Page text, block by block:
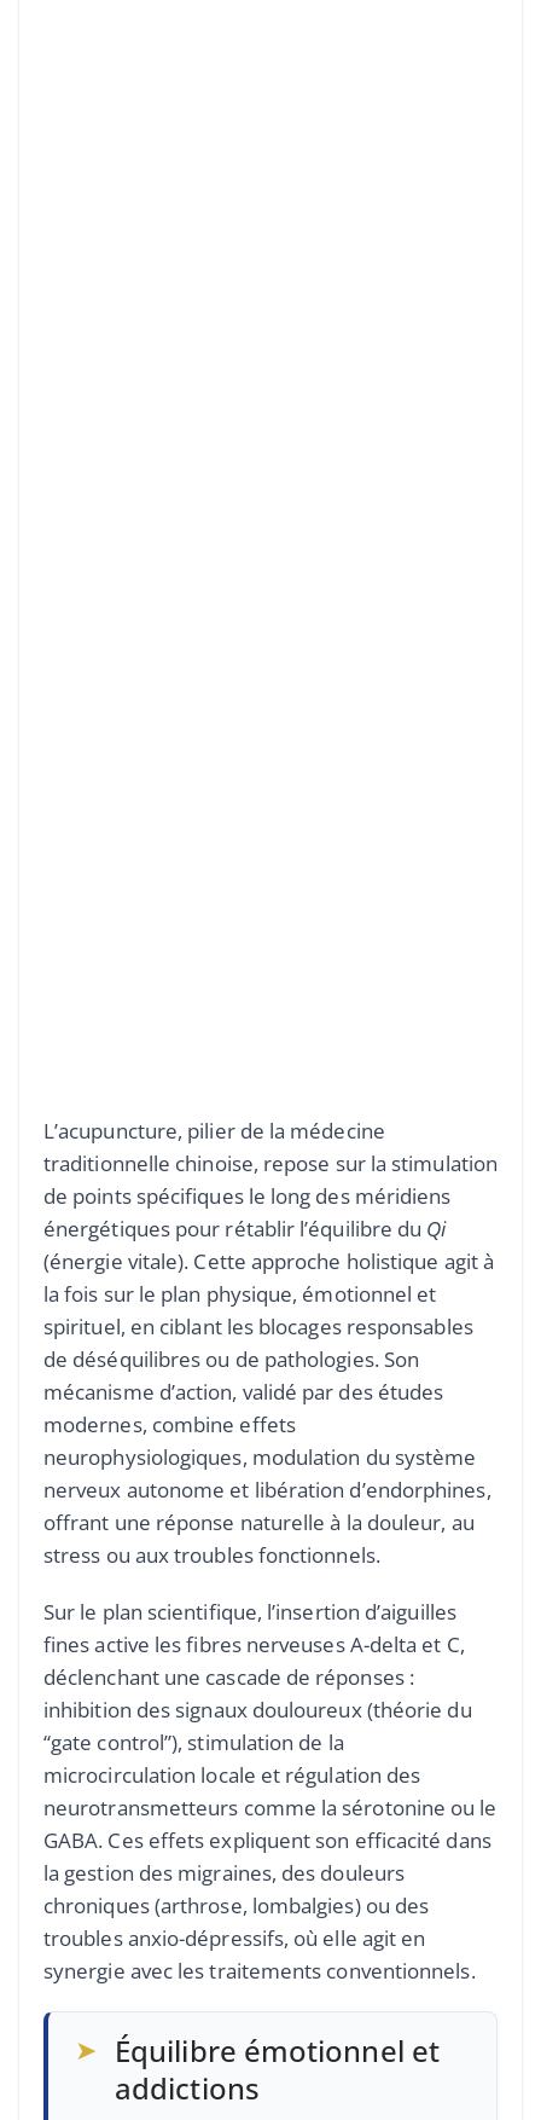
L’acupuncture, pilier de la médecine
traditionnelle chinoise, repose sur la stimulation
de points spécifiques le long des méridiens
énergétiques pour rétablir l’équilibre du Qi
(énergie vitale). Cette approche holistique agit à
la fois sur le plan physique, émotionnel et
spirituel, en ciblant les blocages responsables
de déséquilibres ou de pathologies. Son
mécanisme d’action, validé par des études
modernes, combine effets
neurophysiologiques, modulation du système
nerveux autonome et libération d’endorphines,
offrant une réponse naturelle à la douleur, au
stress ou aux troubles fonctionnels.
Sur le plan scientifique, l’insertion d’aiguilles
fines active les fibres nerveuses A-delta et C,
déclenchant une cascade de réponses :
inhibition des signaux douloureux (théorie du
“gate control”), stimulation de la
microcirculation locale et régulation des
neurotransmetteurs comme la sérotonine ou le
GABA. Ces effets expliquent son efficacité dans
la gestion des migraines, des douleurs
chroniques (arthrose, lombalgies) ou des
troubles anxio-dépressifs, où elle agit en
synergie avec les traitements conventionnels.
➤ Équilibre émotionnel et
addictions